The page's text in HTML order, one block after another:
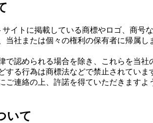
サイトに掲載している商標やロゴ、商号な
当社または個々の権利の保有者に帰属し
で認められる場合を除き、これらを当社
する行為は商標法などで禁止されていま
ご連絡の上、許諾を得ていただきますよ
いて